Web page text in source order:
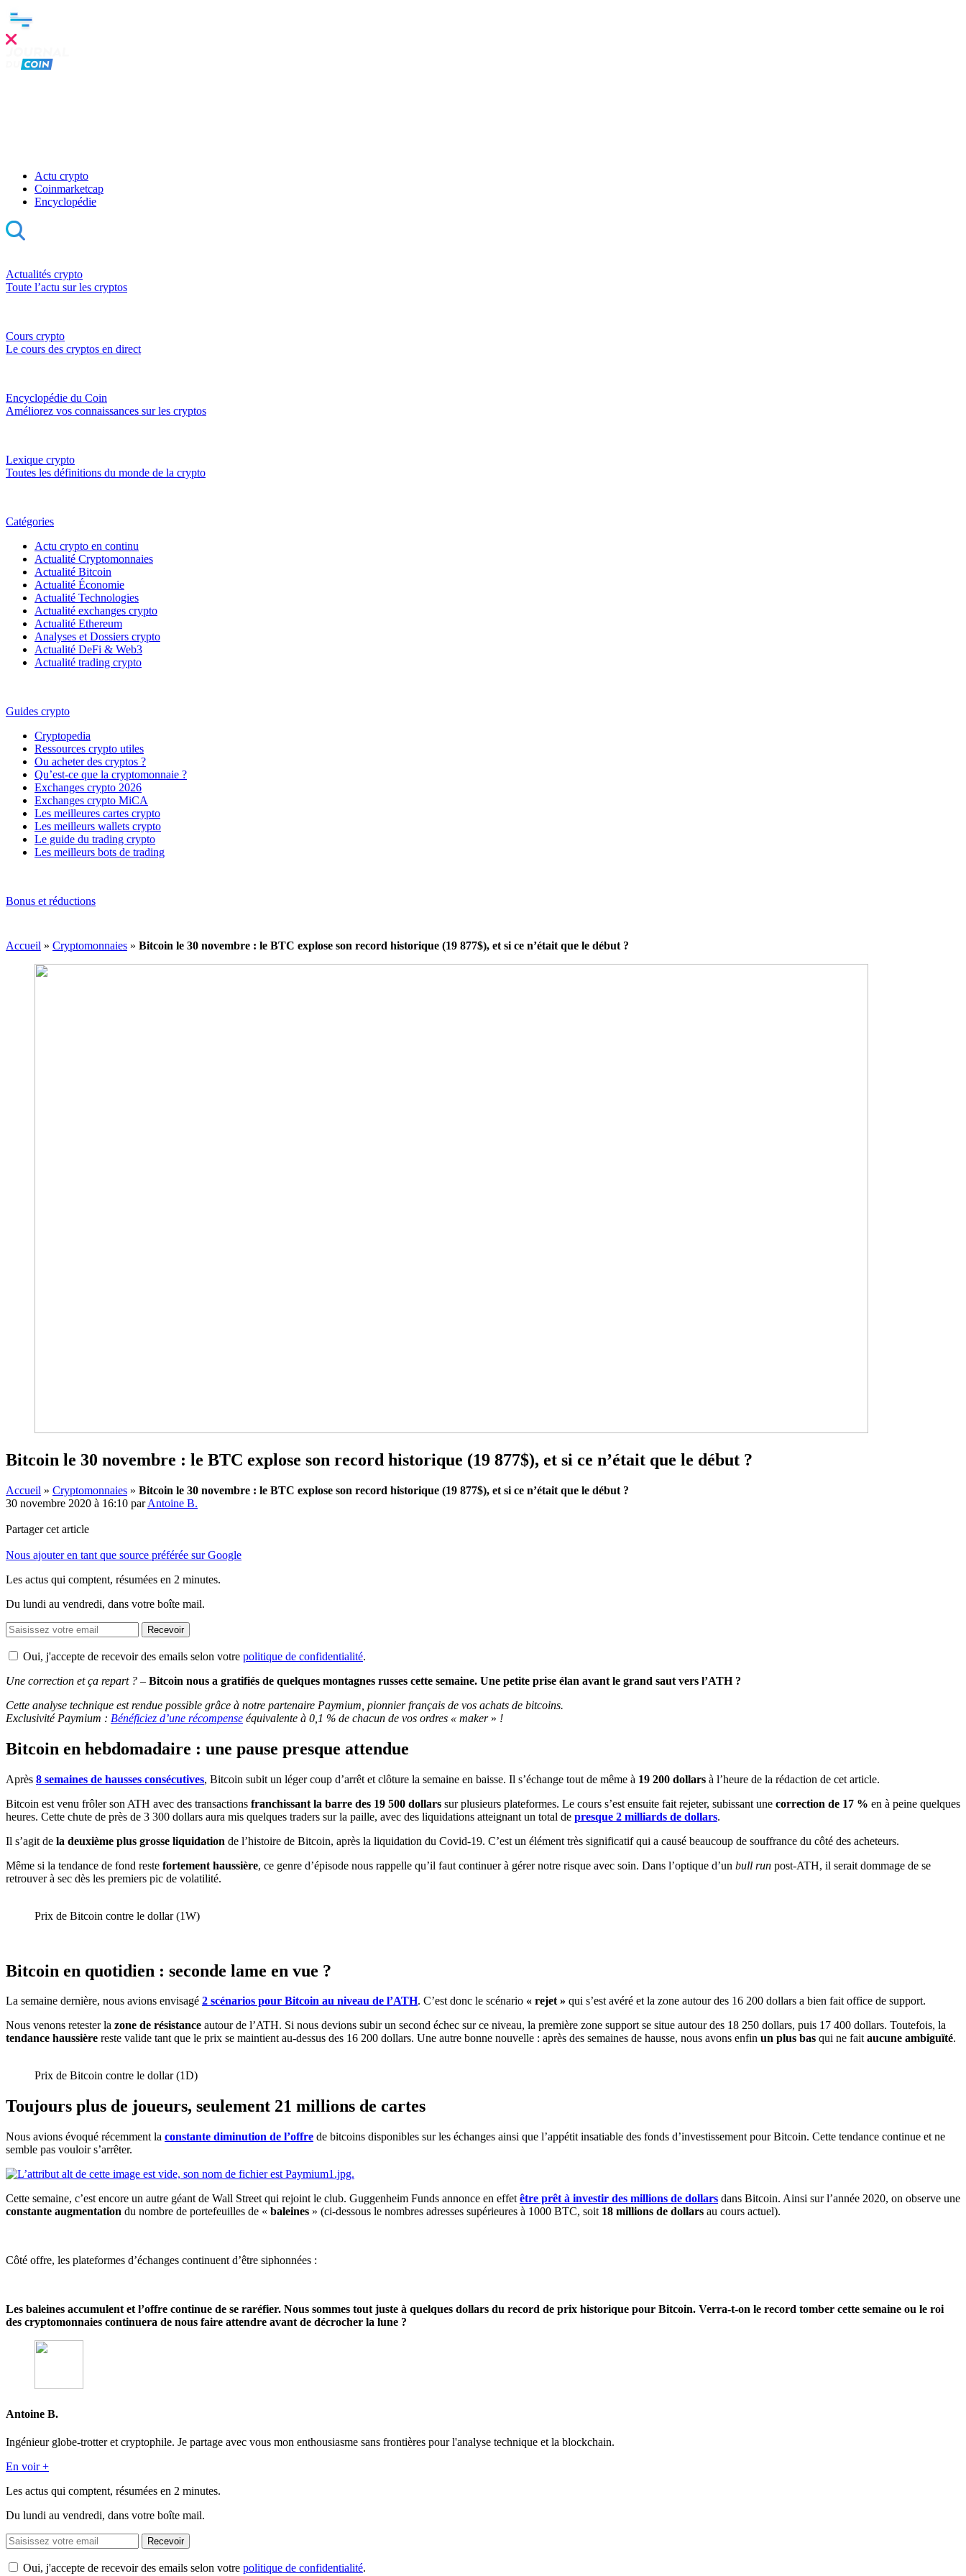
Actu crypto
Coinmarketcap
Encyclopédie
Actualités crypto
Toute l’actu sur les cryptos
Cours crypto
Le cours des cryptos en direct
Encyclopédie du Coin
Améliorez vos connaissances sur les cryptos
Lexique crypto
Toutes les définitions du monde de la crypto
Catégories
Actu crypto en continu
Actualité Cryptomonnaies
Actualité Bitcoin
Actualité Économie
Actualité Technologies
Actualité exchanges crypto
Actualité Ethereum
Analyses et Dossiers crypto
Actualité DeFi & Web3
Actualité trading crypto
Guides crypto
Cryptopedia
Ressources crypto utiles
Ou acheter des cryptos ?
Qu’est-ce que la cryptomonnaie ?
Exchanges crypto 2026
Exchanges crypto MiCA
Les meilleures cartes crypto
Les meilleurs wallets crypto
Le guide du trading crypto
Les meilleurs bots de trading
Bonus et réductions
Accueil » Cryptomonnaies » Bitcoin le 30 novembre : le BTC explose son record historique (19 877$), et si ce n’était que le début ?
Bitcoin le 30 novembre : le BTC explose son record historique (19 877$), et si ce n’était que le début ?
Accueil » Cryptomonnaies » Bitcoin le 30 novembre : le BTC explose son record historique (19 877$), et si ce n’était que le début ?
30 novembre 2020 à 16:10 parAntoine B.
Partager cet article
Nous ajouter en tant que source préférée sur Google
Les actus qui comptent, résumées en 2 minutes.
Du lundi au vendredi, dans votre boîte mail.
Recevoir
Oui, j'accepte de recevoir des emails selon votre politique de confidentialité.
Une correction et ça repart ? – Bitcoin nous a gratifiés de quelques montagnes russes cette semaine. Une petite prise élan avant le grand saut vers l’ATH ?
Cette analyse technique est rendue possible grâce à notre partenaire Paymium, pionnier français de vos achats de bitcoins.
Exclusivité Paymium : Bénéficiez d’une récompense équivalente à 0,1 % de chacun de vos ordres « maker» !
Bitcoin en hebdomadaire : une pause presque attendue
Après 8 semaines de hausses consécutives, Bitcoin subit un léger coup d’arrêt et clôture la semaine en baisse. Il s’échange tout de même à 19 200 dollars à l’heure de la rédaction de cet article.
Bitcoin est venu frôler son ATH avec des transactions franchissant la barre des 19 500 dollars sur plusieurs plateformes. Le cours s’est ensuite fait rejeter, subissant une correction de 17 % en à peine quelques
heures. Cette chute de près de 3 300 dollars aura mis quelques traders sur la paille, avec des liquidations atteignant un total de presque 2 milliards de dollars.
Il s’agit de la deuxième plus grosse liquidation de l’histoire de Bitcoin, après la liquidation du Covid-19. C’est un élément très significatif qui a causé beaucoup de souffrance du côté des acheteurs.
Même si la tendance de fond reste fortement haussière, ce genre d’épisode nous rappelle qu’il faut continuer à gérer notre risque avec soin. Dans l’optique d’un bull run post-ATH, il serait dommage de se
retrouver à sec dès les premiers pic de volatilité.
Prix de Bitcoin contre le dollar (1W)
Bitcoin en quotidien : seconde lame en vue ?
La semaine dernière, nous avions envisagé 2 scénarios pour Bitcoin au niveau de l’ATH. C’est donc le scénario « rejet » qui s’est avéré et la zone autour des 16 200 dollars a bien fait office de support.
Nous venons retester la zone de résistance autour de l’ATH. Si nous devions subir un second échec sur ce niveau, la première zone support se situe autour des 18 250 dollars, puis 17 400 dollars. Toutefois, la
tendance haussière reste valide tant que le prix se maintient au-dessus des 16 200 dollars. Une autre bonne nouvelle : après des semaines de hausse, nous avons enfin un plus bas qui ne faitaucune ambiguïté.
Prix de Bitcoin contre le dollar (1D)
Toujours plus de joueurs, seulement 21 millions de cartes
Nous avions évoqué récemment la constante diminution de l’offre de bitcoins disponibles sur les échanges ainsi que l’appétit insatiable des fonds d’investissement pour Bitcoin. Cette tendance continue et ne
semble pas vouloir s’arrêter.
Cette semaine, c’est encore un autre géant de Wall Street qui rejoint le club. Guggenheim Funds annonce en effet être prêt à investir des millions de dollars dans Bitcoin. Ainsi sur l’année 2020, on observe une
constante augmentation du nombre de portefeuilles de « baleines » (ci-dessous le nombres adresses supérieures à 1000 BTC, soit 18 millions de dollars au cours actuel).
Côté offre, les plateformes d’échanges continuent d’être siphonnées :
Les baleines accumulent et l’offre continue de se raréfier. Nous sommes tout juste à quelques dollars du record de prix historique pour Bitcoin. Verra-t-on le record tomber cette semaine ou le roi
des cryptomonnaies continuera de nous faire attendre avant de décrocher la lune ?
Antoine B.
Ingénieur globe-trotter et cryptophile. Je partage avec vous mon enthousiasme sans frontières pour l'analyse technique et la blockchain.
En voir +
Les actus qui comptent, résumées en 2 minutes.
Du lundi au vendredi, dans votre boîte mail.
Recevoir
Oui, j'accepte de recevoir des emails selon votre politique de confidentialité.